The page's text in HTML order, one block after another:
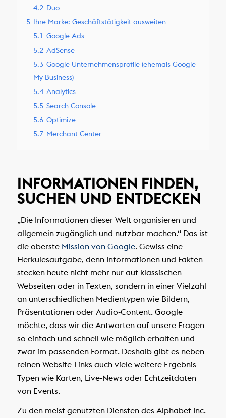
4.2 Duo
5 Ihre Marke: Geschäftstätigkeit ausweiten
5.1 Google Ads
5.2 AdSense
5.3 Google Unternehmensprofile (ehemals Google
My Business)
5.4 Analytics
5.5 Search Console
5.6 Optimize
5.7 Merchant Center
INFORMATIONEN FINDEN,
SUCHEN UND ENTDECKEN
„Die Informationen dieser Welt organisieren und
allgemein zugänglich und nutzbar machen.“ Das ist
die oberste Mission von Google. Gewiss eine
Herkulesaufgabe, denn Informationen und Fakten
stecken heute nicht mehr nur auf klassischen
Webseiten oder in Texten, sondern in einer Vielzahl
an unterschiedlichen Medientypen wie Bildern,
Präsentationen oder Audio-Content. Google
möchte, dass wir die Antworten auf unsere Fragen
so einfach und schnell wie möglich erhalten und
zwar im passenden Format. Deshalb gibt es neben
reinen Website-Links auch viele weitere Ergebnis-
Typen wie Karten, Live-News oder Echtzeitdaten
von Events.
Zu den meist genutzten Diensten des Alphabet Inc.